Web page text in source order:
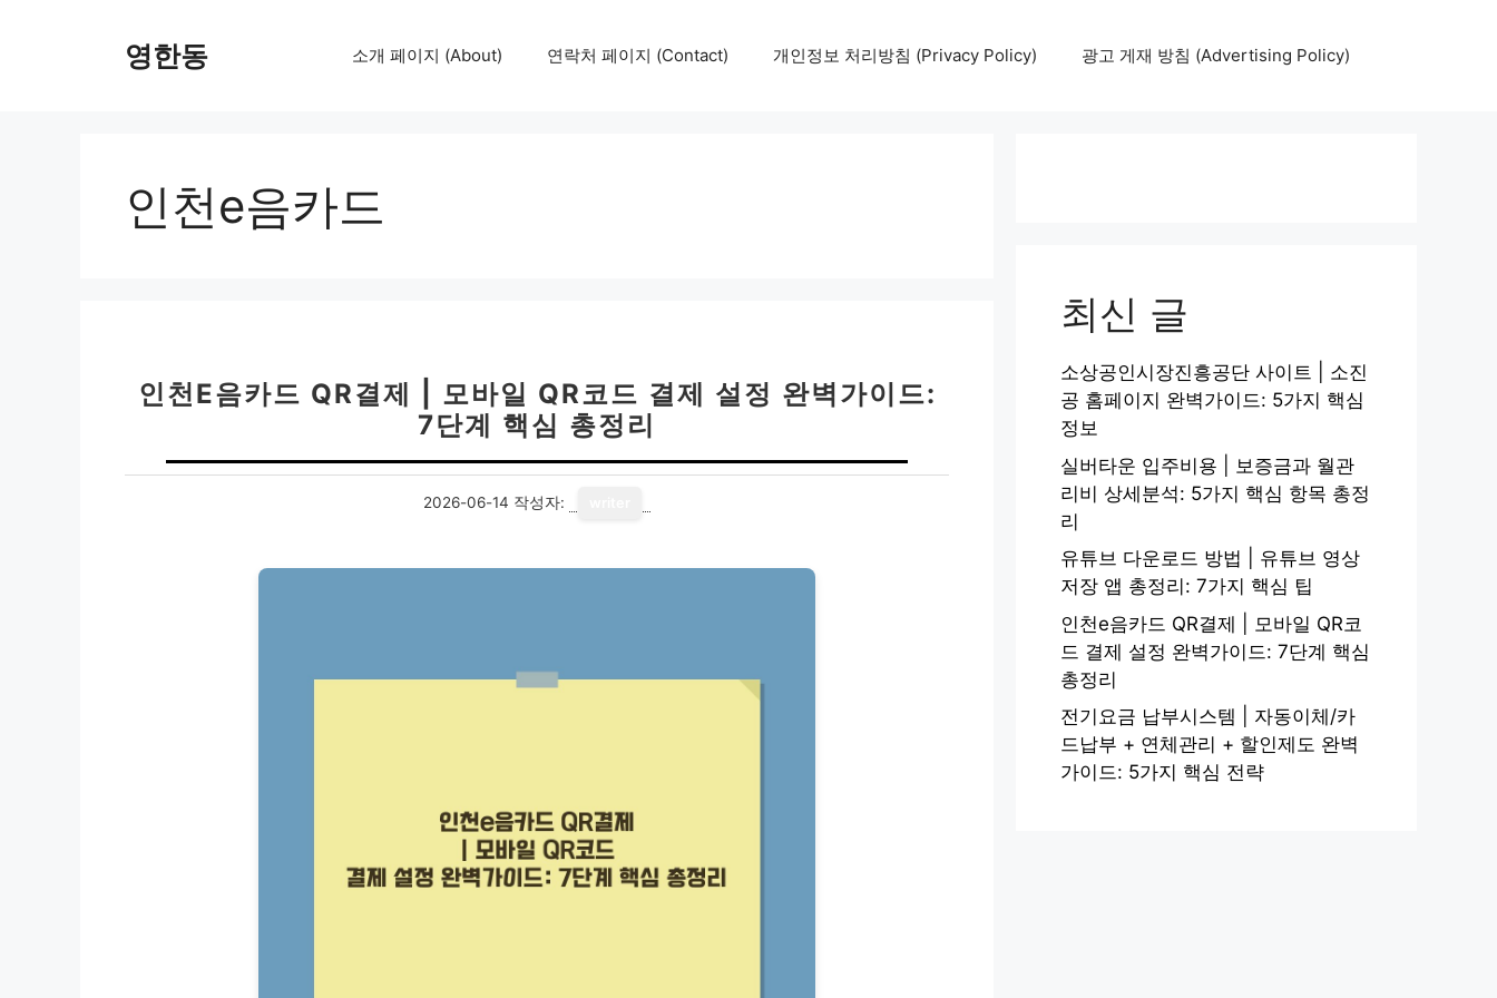
영한동 소개 페이지 (About) 연락처 페이지 (Contact) 개인정보 처리방침 (Privacy Policy) 광고 게재 방침 (Advertising Policy)
인천e음카드
인천E음카드 QR결제 | 모바일 QR코드 결제 설정 완벽가이드:
7단계 핵심 총정리
2026-06-14 작성자:
최신 글
소상공인시장진흥공단 사이트 | 소진
공 홈페이지 완벽가이드: 5가지 핵심
정보
실버타운 입주비용 | 보증금과 월관
리비 상세분석: 5가지 핵심 항목 총정
리
유튜브 다운로드 방법 | 유튜브 영상
저장 앱 총정리: 7가지 핵심 팁
인천e음카드 QR결제 | 모바일 QR코
드 결제 설정 완벽가이드: 7단계 핵심
총정리
전기요금 납부시스템 | 자동이체/카
드납부 + 연체관리 + 할인제도 완벽
가이드: 5가지 핵심 전략